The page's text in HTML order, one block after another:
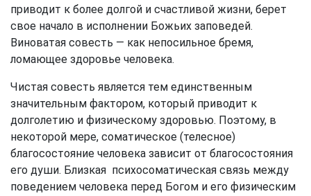
приводит к более долгой и счастливой жизни, берет
свое начало в исполнении Божьих заповедей.
Виноватая совесть — как непосильное бремя,
ломающее здоровье человека.
Чистая совесть является тем единственным
значительным фактором, который приводит к
долголетию и физическому здоровью. Поэтому, в
некоторой мере, соматическое (телесное)
благосостояние человека зависит от благосостояния
его души. Близкая психосоматическая связь между
поведением человека перед Богом и его физическим